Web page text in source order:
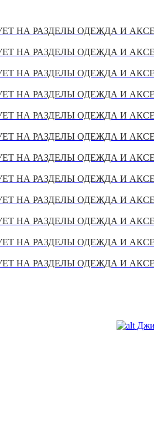
НА РАЗДЕЛЫ ОДЕЖДА И
НА РАЗДЕЛЫ ОДЕЖДА И
НА РАЗДЕЛЫ ОДЕЖДА И
НА РАЗДЕЛЫ ОДЕЖДА И
НА РАЗДЕЛЫ ОДЕЖДА И
НА РАЗДЕЛЫ ОДЕЖДА И
НА РАЗДЕЛЫ ОДЕЖДА И
НА РАЗДЕЛЫ ОДЕЖДА И
НА РАЗДЕЛЫ ОДЕЖДА И
НА РАЗДЕЛЫ ОДЕЖДА И
НА РАЗДЕЛЫ ОДЕЖДА И
НА РАЗДЕЛЫ ОДЕЖДА И